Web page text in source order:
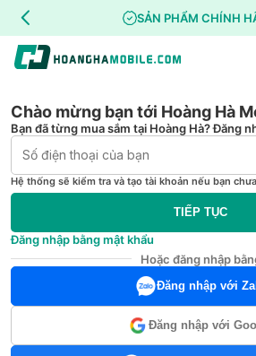
SẢN PHẨM CHÍNH
Chào mừng bạn tới Hoàng Hà
Bạn đã từng mua sắm tại Hoàng Hà? Đăng
Hệ thống sẽ kiểm tra và tạo tài khoản nếu bạn
TIẾP TỤC
Đăng nhập bằng mật khẩu
Hoặc đăng nhập
Đăng nhập với
Đăng nhập với